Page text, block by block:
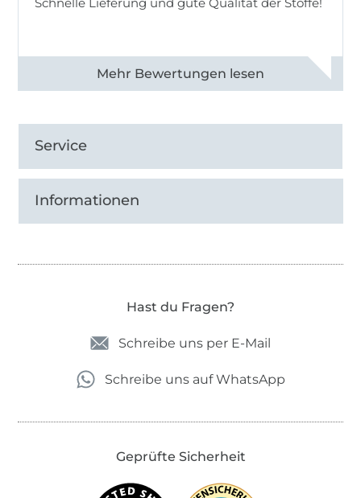
Alle 82990 Bewertungen ansehen
Service
Informationen
Hast du Fragen?
Schreibe uns per E-Mail
Schreibe uns auf WhatsApp
Geprüfte Sicherheit